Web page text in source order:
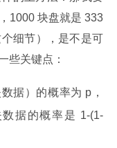
1000 块盘就是 333
细节），是不是可
些关键点：
据）的概率为 p，
据的概率是 1-(1-